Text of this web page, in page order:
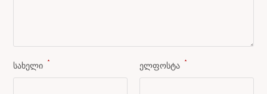
სახელი * ელფოსტა *